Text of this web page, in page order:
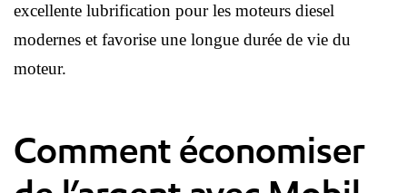
excellente lubrification pour les moteurs diesel
modernes et favorise une longue durée de vie du
moteur.
Comment économiser